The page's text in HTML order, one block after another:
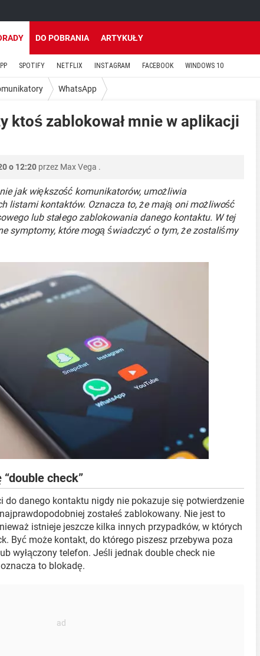
DO POBRANIA ARTYKUŁY
SPOTIFY NETFLIX INSTAGRAM FACEBOOK WINDOWS 10
WhatsApp
ktoś zablokował mnie w aplikacji
o 12:20 przez Max Vega .
jak większość komunikatorów, umożliwia
listami kontaktów. Oznacza to, że mają oni możliwość
lub stałego zablokowania danego kontaktu. W tej
symptomy, które mogą świadczyć o tym, że zostaliśmy
check”
do danego kontaktu nigdy nie pokazuje się potwierdzenie
zostałeś zablokowany. Nie jest to
istnieje jeszcze kilka innych przypadków, w których
Być może kontakt, do którego piszesz przebywa poza
wyłączony telefon. Jeśli jednak double check nie
to blokadę.